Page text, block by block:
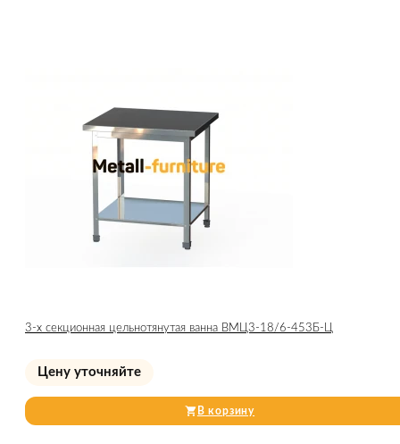
3-х секционная цельнотянутая ванна ВМЦ3-18/6-453Б-Ц
Цену уточняйте
В корзину